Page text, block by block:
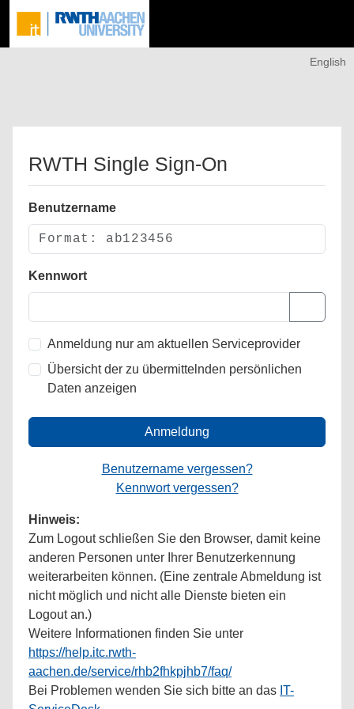
English
RWTH Single Sign-On
Benutzername
Kennwort
Anmeldung nur am aktuellen Serviceprovider
Übersicht der zu übermittelnden persönlichen
Daten anzeigen
Anmeldung
Benutzername vergessen?
Kennwort vergessen?
Hinweis:
Zum Logout schließen Sie den Browser, damit keine
anderen Personen unter Ihrer Benutzerkennung
weiterarbeiten können. (Eine zentrale Abmeldung ist
nicht möglich und nicht alle Dienste bieten ein
Logout an.)
Weitere Informationen finden Sie unter
https://help.itc.rwth-
aachen.de/service/rhb2fhkpjhb7/faq/
Bei Problemen wenden Sie sich bitte an das IT-